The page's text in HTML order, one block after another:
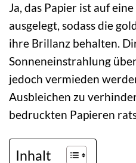
Ja, das Papier ist auf
ausgelegt, sodass die
ihre Brillanz behalten.
Sonneneinstrahlung
jedoch vermieden
Ausbleichen zu
bedruckten Papieren
Inhalt